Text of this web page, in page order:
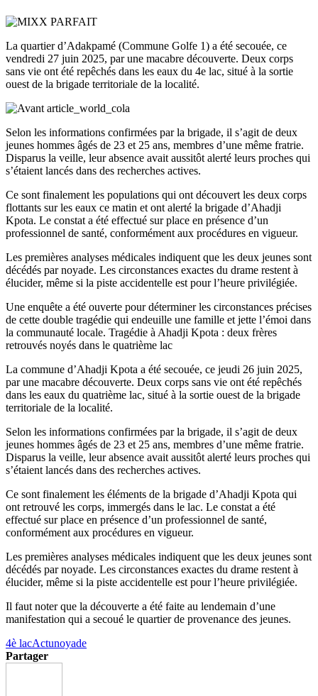
La quartier d’Adakpamé (Commune Golfe 1) a été secouée, ce
vendredi 27 juin 2025, par une macabre découverte. Deux corps
sans vie ont été repêchés dans les eaux du 4e lac, situé à la sortie
ouest de la brigade territoriale de la localité.
Selon les informations confirmées par la brigade, il s’agit de deux
jeunes hommes âgés de 23 et 25 ans, membres d’une même fratrie.
Disparus la veille, leur absence avait aussitôt alerté leurs proches qui
s’étaient lancés dans des recherches actives.
Ce sont finalement les populations qui ont découvert les deux corps
flottants sur les eaux ce matin et ont alerté la brigade d’Ahadji
Kpota. Le constat a été effectué sur place en présence d’un
professionnel de santé, conformément aux procédures en vigueur.
Les premières analyses médicales indiquent que les deux jeunes sont
décédés par noyade. Les circonstances exactes du drame restent à
élucider, même si la piste accidentelle est pour l’heure privilégiée.
Une enquête a été ouverte pour déterminer les circonstances précises
de cette double tragédie qui endeuille une famille et jette l’émoi dans
la communauté locale. Tragédie à Ahadji Kpota : deux frères
retrouvés noyés dans le quatrième lac
La commune d’Ahadji Kpota a été secouée, ce jeudi 26 juin 2025,
par une macabre découverte. Deux corps sans vie ont été repêchés
dans les eaux du quatrième lac, situé à la sortie ouest de la brigade
territoriale de la localité.
Selon les informations confirmées par la brigade, il s’agit de deux
jeunes hommes âgés de 23 et 25 ans, membres d’une même fratrie.
Disparus la veille, leur absence avait aussitôt alerté leurs proches qui
s’étaient lancés dans des recherches actives.
Ce sont finalement les éléments de la brigade d’Ahadji Kpota qui
ont retrouvé les corps, immergés dans le lac. Le constat a été
effectué sur place en présence d’un professionnel de santé,
conformément aux procédures en vigueur.
Les premières analyses médicales indiquent que les deux jeunes sont
décédés par noyade. Les circonstances exactes du drame restent à
élucider, même si la piste accidentelle est pour l’heure privilégiée.
Il faut noter que la découverte a été faite au lendemain d’une
manifestation qui a secoué le quartier de provenance des jeunes.
4è lacActunoyade
Partager